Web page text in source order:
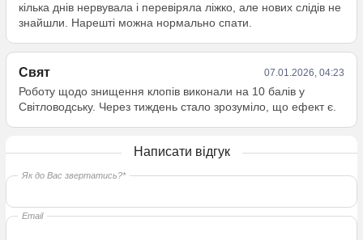
кілька днів нервувала і перевіряла ліжко, але нових слідів не
знайшли. Нарешті можна нормально спати.
Свят 07.01.2026, 04:23
Роботу щодо знищення клопів виконали на 10 балів у
Світловодську. Через тиждень стало зрозуміло, що ефект є.
Написати відгук
Як до Вас звертатись?*
Email